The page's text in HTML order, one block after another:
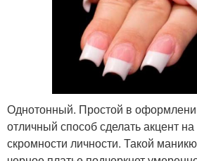
Однотонный. Простой в
отличный способ сделать акцент
скромности личности. Такой